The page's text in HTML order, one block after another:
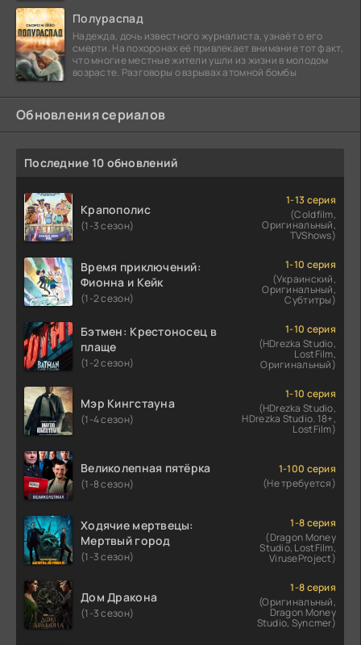
Полураспад
Надежда, дочь известного журналиста, узнаёт о его
смерти. На похоронах её привлекает внимание тот факт,
что многие местные жители ушли из жизни в молодом
возрасте. Разговоры о взрывах атомной бомбы
Обновления сериалов
Последние 10 обновлений
Крапополис
(1-3 сезон)
1-13 серия
(Coldfilm,
Оригинальный,
TVShows)
Время приключений:
Фионна и Кейк
(1-2 сезон)
1-10 серия
(Украинский,
Оригинальный,
Субтитры)
Бэтмен: Крестоносец в
плаще
(1-2 сезон)
1-10 серия
(HDrezka Studio,
LostFilm,
Оригинальный)
Мэр Кингстауна
(1-4 сезон)
1-10 серия
(HDrezka Studio,
HDrezka Studio. 18+,
LostFilm)
Великолепная пятёрка
(1-8 сезон)
1-100 серия
(Не требуется)
Ходячие мертвецы:
Мертвый город
(1-3 сезон)
1-8 серия
(Dragon Money
Studio, LostFilm,
ViruseProject)
Дом Дракона
(1-3 сезон)
1-8 серия
(Оригинальный,
Dragon Money
Studio, Syncmer)